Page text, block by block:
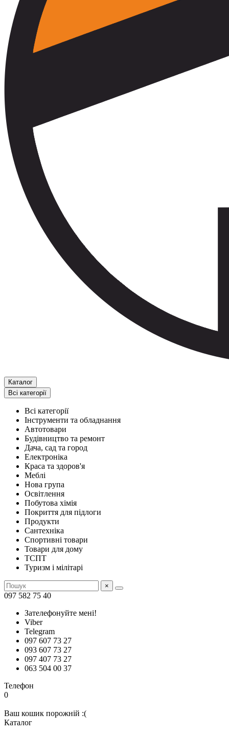
Каталог
Всі категорії
Всі категорії
Інструменти та обладнання
Автотовари
Будівництво та ремонт
Дача, сад та город
Електроніка
Краса та здоров'я
Меблі
Нова група
Освітлення
Побутова хімія
Покриття для підлоги
Продукти
Сантехніка
Спортивні товари
Товари для дому
ТСПТ
Туризм і мілітарі
×
097 582 75 40
Зателефонуйте мені!
Viber
Telegram
097 607 73 27
093 607 73 27
097 407 73 27
063 504 00 37
Телефон
0
Ваш кошик порожній :(
Каталог